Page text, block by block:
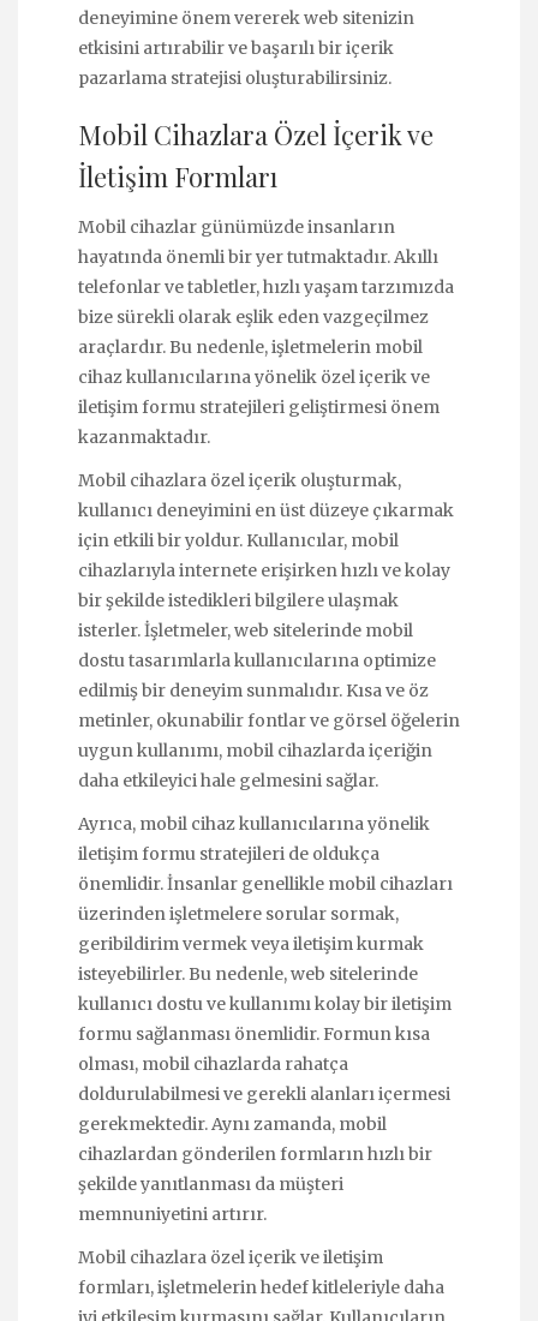
deneyimine önem vererek web sitenizin
etkisini artırabilir ve başarılı bir içerik
pazarlama stratejisi oluşturabilirsiniz.
Mobil Cihazlara Özel İçerik ve
İletişim Formları
Mobil cihazlar günümüzde insanların
hayatında önemli bir yer tutmaktadır. Akıllı
telefonlar ve tabletler, hızlı yaşam tarzımızda
bize sürekli olarak eşlik eden vazgeçilmez
araçlardır. Bu nedenle, işletmelerin mobil
cihaz kullanıcılarına yönelik özel içerik ve
iletişim formu stratejileri geliştirmesi önem
kazanmaktadır.
Mobil cihazlara özel içerik oluşturmak,
kullanıcı deneyimini en üst düzeye çıkarmak
için etkili bir yoldur. Kullanıcılar, mobil
cihazlarıyla internete erişirken hızlı ve kolay
bir şekilde istedikleri bilgilere ulaşmak
isterler. İşletmeler, web sitelerinde mobil
dostu tasarımlarla kullanıcılarına optimize
edilmiş bir deneyim sunmalıdır. Kısa ve öz
metinler, okunabilir fontlar ve görsel öğelerin
uygun kullanımı, mobil cihazlarda içeriğin
daha etkileyici hale gelmesini sağlar.
Ayrıca, mobil cihaz kullanıcılarına yönelik
iletişim formu stratejileri de oldukça
önemlidir. İnsanlar genellikle mobil cihazları
üzerinden işletmelere sorular sormak,
geribildirim vermek veya iletişim kurmak
isteyebilirler. Bu nedenle, web sitelerinde
kullanıcı dostu ve kullanımı kolay bir iletişim
formu sağlanması önemlidir. Formun kısa
olması, mobil cihazlarda rahatça
doldurulabilmesi ve gerekli alanları içermesi
gerekmektedir. Aynı zamanda, mobil
cihazlardan gönderilen formların hızlı bir
şekilde yanıtlanması da müşteri
memnuniyetini artırır.
Mobil cihazlara özel içerik ve iletişim
formları, işletmelerin hedef kitleleriyle daha